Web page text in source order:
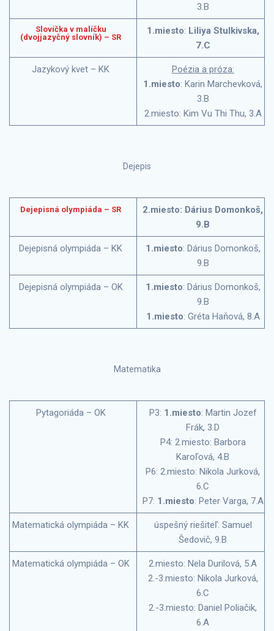
3.B
Slovíčka v malíčku
(dvojjazyčný slovník) – SR
1.miesto: Liliya Stulkivska,
7.C
Jazykový kvet – KK
Poézia a próza:
1.miesto: Karin Marchevková,
3.B
2.miesto: Kim Vu Thi Thu, 3.A
Dejepis
Dejepisná olympiáda – SR
2.miesto: Dárius Domonkoš,
9.B
Dejepisná olympiáda – KK 1.miesto: Dárius Domonkoš,
9.B
Dejepisná olympiáda – OK 1.miesto: Dárius Domonkoš,
9.B
1.miesto: Gréta Haňová, 8.A
Matematika
Pytagoriáda – OK P3: 1.miesto: Martin Jozef
Frák, 3.D
P4: 2.miesto: Barbora
Karoľová, 4.B
P6: 2.miesto: Nikola Jurková,
6.C
P7: 1.miesto: Peter Varga, 7.A
Matematická olympiáda – KK
úspešný riešiteľ: Samuel
Šedovič, 9.B
Matematická olympiáda – OK
2.miesto: Nela Durilová, 5.A
2.-3.miesto: Nikola Jurková,
6.C
2.-3.miesto: Daniel Poliačik,
6.A